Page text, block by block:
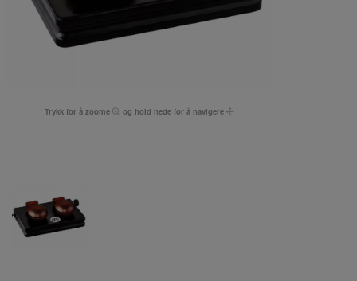
Trykk for å zoome og hold nede for å navigere